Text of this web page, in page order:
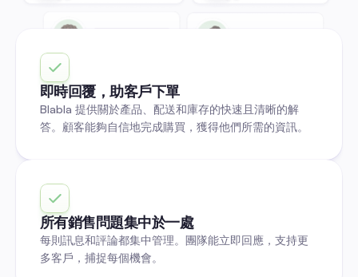
即時回覆，助客戶下單
Blabla 提供關於產品、配送和庫存的快速且清晰的解
答。顧客能夠自信地完成購買，獲得他們所需的資訊。
所有銷售問題集中於一處
每則訊息和評論都集中管理。團隊能立即回應，支持更
多客戶，捕捉每個機會。